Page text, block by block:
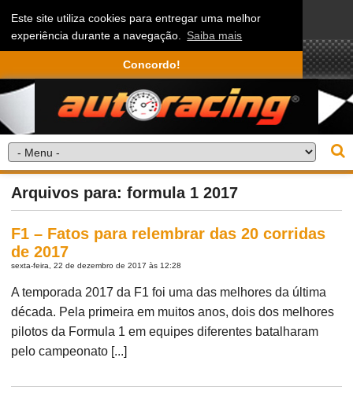
Este site utiliza cookies para entregar uma melhor
experiência durante a navegação. Saiba mais
Concordo!
Arquivos para: formula 1 2017
F1 – Fatos para relembrar das 20 corridas
de 2017
sexta-feira, 22 de dezembro de 2017 às 12:28
A temporada 2017 da F1 foi uma das melhores da última
década. Pela primeira em muitos anos, dois dos melhores
pilotos da Formula 1 em equipes diferentes batalharam
pelo campeonato [...]